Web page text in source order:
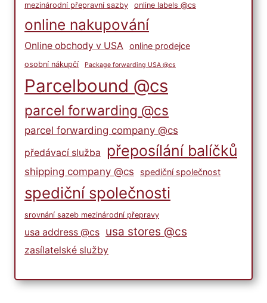
mezinárodní přepravní sazby online labels @cs
online nakupování
Online obchody v USA online prodejce
osobní nákupčí Package forwarding USA @cs
Parcelbound @cs
parcel forwarding @cs
parcel forwarding company @cs
předávací služba přeposílání balíčků
shipping company @cs spediční společnost
spediční společnosti
srovnání sazeb mezinárodní přepravy
usa address @cs usa stores @cs
zasílatelské služby